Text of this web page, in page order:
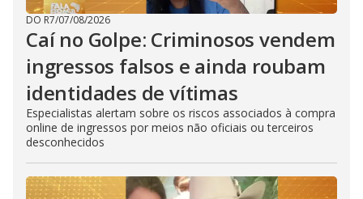
DO R7/07/08/2026
Caí no Golpe: Criminosos vendem
ingressos falsos e ainda roubam
identidades de vítimas
Especialistas alertam sobre os riscos associados à compra
online de ingressos por meios não oficiais ou terceiros
desconhecidos